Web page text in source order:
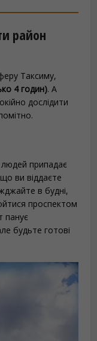
район
Таксиму,
4 годин). А
дослідити
припадає
ви віддаєте
в будні,
проспектом
панує
будьте готові